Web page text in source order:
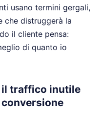
usano termini gergali,
che distruggerà la
il cliente pensa:
di quanto io
il traffico inutile